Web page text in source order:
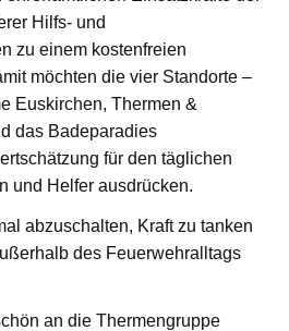
Hilfs- und
zu einem kostenfreien
möchten die vier Standorte –
Euskirchen, Thermen &
das Badeparadies
für den täglichen
und Helfer ausdrücken.
abzuschalten, Kraft zu tanken
des Feuerwehralltags
an die Thermengruppe